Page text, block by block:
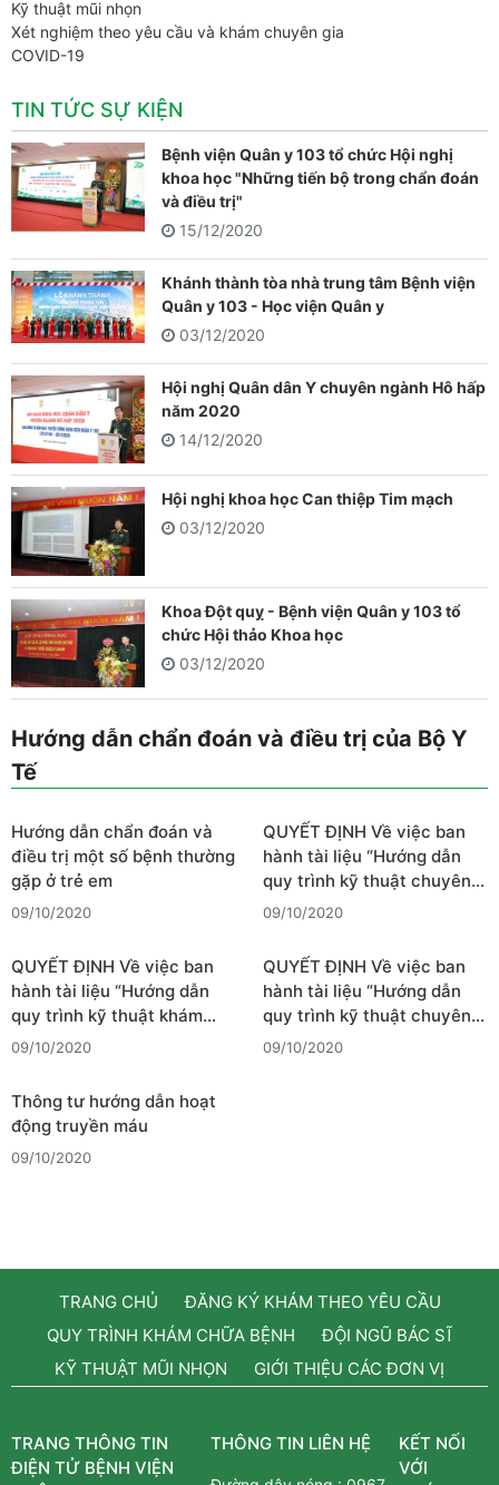
Kỹ thuật mũi nhọn
Xét nghiệm theo yêu cầu và khám chuyên gia
COVID-19
TIN TỨC SỰ KIỆN
Bệnh viện Quân y 103 tổ chức Hội nghị
khoa học "Những tiến bộ trong chẩn đoán
và điều trị"
15/12/2020
Khánh thành tòa nhà trung tâm Bệnh viện
Quân y 103 - Học viện Quân y
03/12/2020
Hội nghị Quân dân Y chuyên ngành Hô hấp
năm 2020
14/12/2020
Hội nghị khoa học Can thiệp Tim mạch
03/12/2020
Khoa Đột quỵ - Bệnh viện Quân y 103 tổ
chức Hội thảo Khoa học
03/12/2020
Hướng dẫn chẩn đoán và điều trị của Bộ Y
Tế
Hướng dẫn chẩn đoán và
điều trị một số bệnh thường
gặp ở trẻ em
09/10/2020
QUYẾT ĐỊNH Về việc ban
hành tài liệu “Hướng dẫn
quy trình kỹ thuật chuyên…
09/10/2020
QUYẾT ĐỊNH Về việc ban
hành tài liệu “Hướng dẫn
quy trình kỹ thuật khám…
09/10/2020
QUYẾT ĐỊNH Về việc ban
hành tài liệu “Hướng dẫn
quy trình kỹ thuật chuyên…
09/10/2020
Thông tư hướng dẫn hoạt
động truyền máu
09/10/2020
TRANG CHỦ
ĐĂNG KÝ KHÁM THEO YÊU CẦU
QUY TRÌNH KHÁM CHỮA BỆNH
ĐỘI NGŨ BÁC SĨ
KỸ THUẬT MŨI NHỌN
GIỚI THIỆU CÁC ĐƠN VỊ
TRANG THÔNG TIN
ĐIỆN TỬ BỆNH VIỆN
THÔNG TIN LIÊN HỆ
KẾT NỐI
VỚI